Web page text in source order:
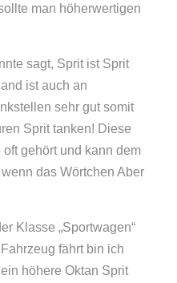
man höherwertigen
sagt, Sprit ist Sprit
ist auch an
sehr gut somit
Sprit tanken! Diese
gehört und kann dem
das Wörtchen Aber
Klasse „Sportwagen“
fährt bin ich
höhere Oktan Sprit